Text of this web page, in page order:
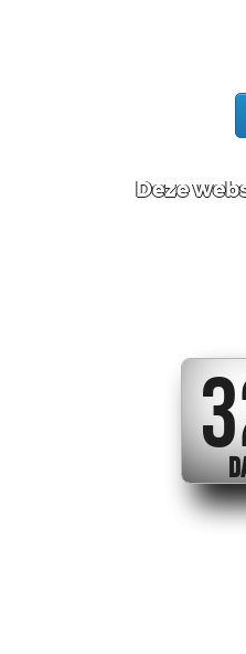
Deze